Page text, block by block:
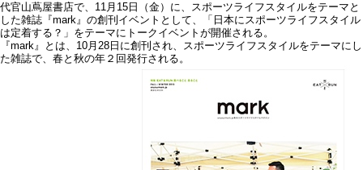
代官山蔦屋書店で、11月15日（金）に、スポーツライフスタイルをテーマと
した雑誌『mark』の創刊イベントとして、「日本にスポーツライフスタイル
は定着する？」をテーマにトークイベントが開催される。
『mark』とは、10月28日に創刊され、スポーツライフスタイルをテーマにし
た雑誌で、春と秋の年２回発行される。